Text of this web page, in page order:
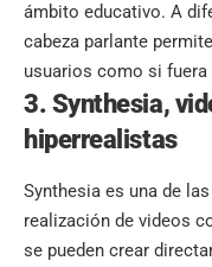
ámbito educativo. A
cabeza parlante
usuarios como si fuera
3. Synthesia,
hiperrealistas
Synthesia es una de las
realización de videos
se pueden crear